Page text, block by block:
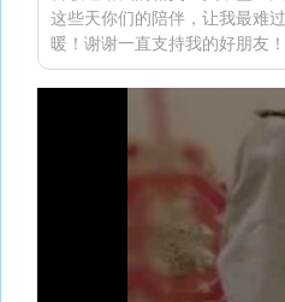
这些天你们的陪伴，让我最难
暖！谢谢一直支持我的好朋友